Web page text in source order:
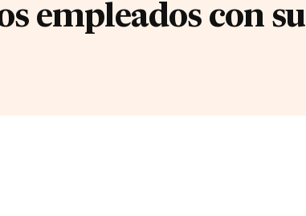
empleados con su